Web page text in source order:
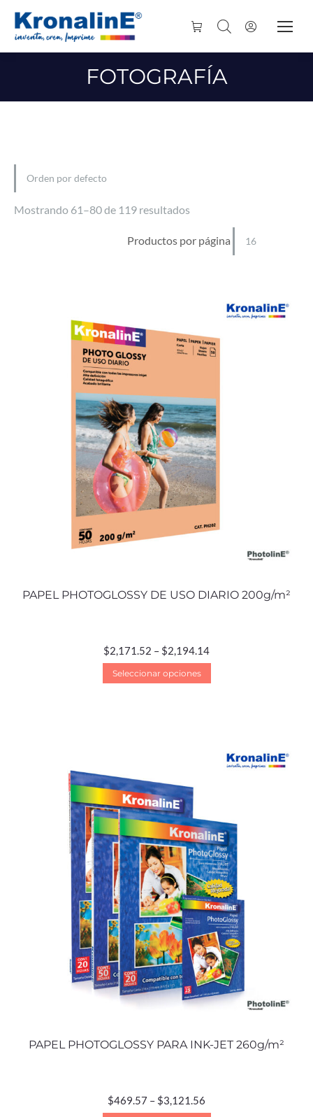
FOTOGRAFÍA
Mostrando 61–80 de 119 resultados
Productos por página
PAPEL PHOTOGLOSSY DE USO DIARIO 200g/m²
$2,171.52 – $2,194.14
Seleccionar opciones
PAPEL PHOTOGLOSSY PARA INK-JET 260g/m²
$469.57 – $3,121.56